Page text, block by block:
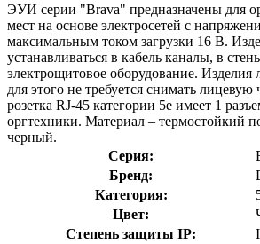
ЭУИ серии "Brava" предназначены для
мест на основе электросетей с
максимальным током загрузки 16 В.
устанавливаться в кабель каналы, в
электрощитовое оборудование. Изделия
для этого не требуется снимать
розетка RJ-45 категории 5е имеет 1
оргтехники. Материал – термостойкий
черный.
Серия:
Бренд:
Категория:
Цвет:
Степень защиты IP: